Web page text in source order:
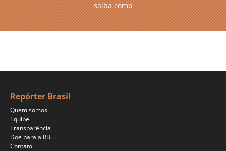
saiba como
Repórter Brasil
Quem somos
Equipe
Transparência
Doe para a RB
Contato